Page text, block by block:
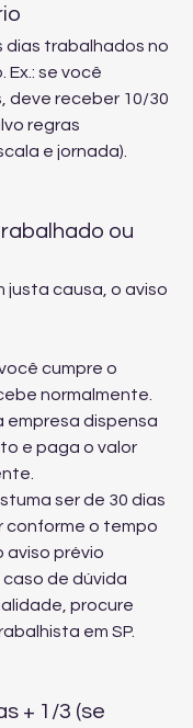
dias trabalhados no
Ex.: se você
deve receber 10/30
regras
e jornada).
ou
justa causa, o aviso
cumpre o
normalmente.
empresa dispensa
e paga o valor
ser de 30 dias
conforme o tempo
aviso prévio
caso de dúvida
procure
em SP
+ 1/3 (se